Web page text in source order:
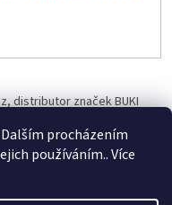
procházením
používáním.. Více
distributor značek BUKI